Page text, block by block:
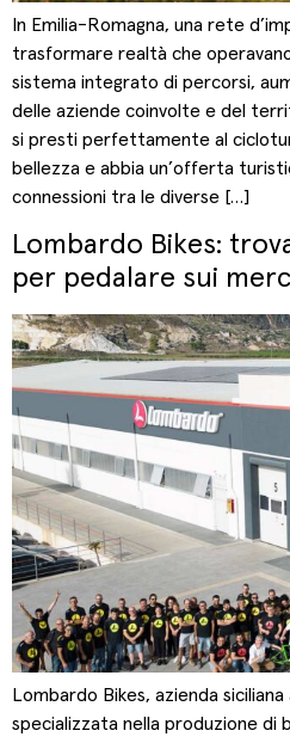
In Emilia-Romagna, una rete
trasformare realtà che
sistema integrato di percorsi,
delle aziende coinvolte e del
si presti perfettamente al
bellezza e abbia un’offerta
connessioni tra le diverse […]
Lombardo Bikes:
per pedalare sui
Lombardo Bikes, azienda
specializzata nella produzione di